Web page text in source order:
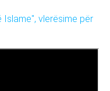
Islame", vlerësime për